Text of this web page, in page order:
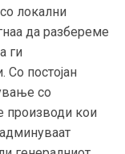
локални
да разбереме
ги
постојан
со
производи кои